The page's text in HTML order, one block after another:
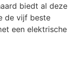
biedt al deze
de vijf beste
een elektrische